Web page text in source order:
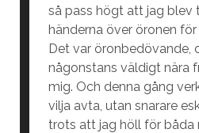
så pass högt att jag blev
händerna över öronen
Det var öronbedövande,
någonstans väldigt nära
mig. Och denna gång
vilja avta, utan snarare
trots att jag höll för båda